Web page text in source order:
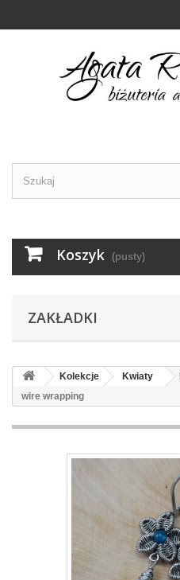
Koszyk (pusty)
ZAKŁADKI
Kolekcje Kwiaty
wire wrapping